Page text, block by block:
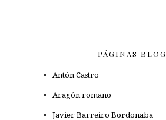
PÁGINAS BLOG
Antón Castro
Aragón romano
Javier Barreiro Bordonaba